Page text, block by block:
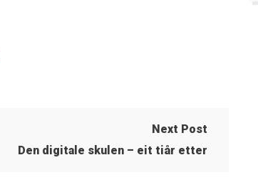
Next Post
Den digitale skulen – eit tiår etter